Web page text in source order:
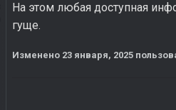
На этом любая доступная
гуще.
Изменено 23 января, 2025